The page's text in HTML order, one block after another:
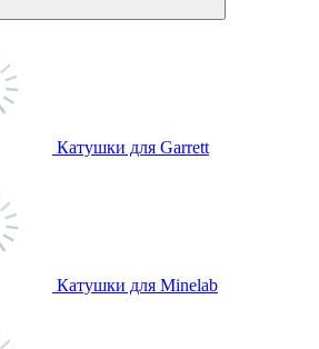
Катушки для Garrett
Катушки для Minelab